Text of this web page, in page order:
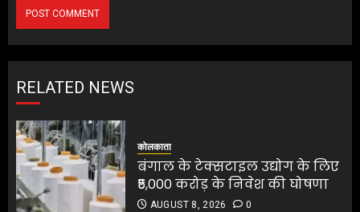
RELATED NEWS
कोलकाता
बंगाल के टेक्सटाइल उद्योग के लिए
₹5,000 करोड़ के निवेश की घोषणा
AUGUST 8, 2026 0